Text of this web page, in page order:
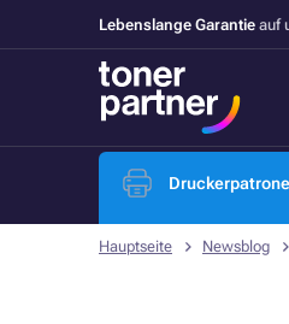
Lebenslange Garantie auf
Hauptseite Newsblog